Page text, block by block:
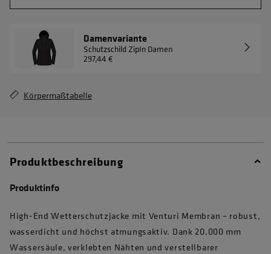
Damenvariante
Schutzschild ZipIn Damen
297,44 €
Körpermaßtabelle
Produktbeschreibung
Produktinfo
High-End Wetterschutzjacke mit Venturi Membran – robust,
wasserdicht und höchst atmungsaktiv. Dank 20.000 mm
Wassersäule, verklebten Nähten und verstellbarer